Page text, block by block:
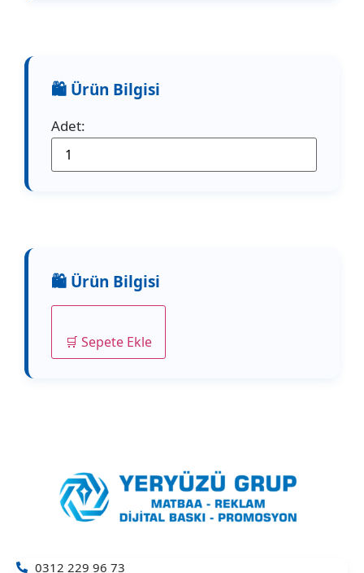
Adet:
🛒 Sepete Ekle
0312 229 96 73